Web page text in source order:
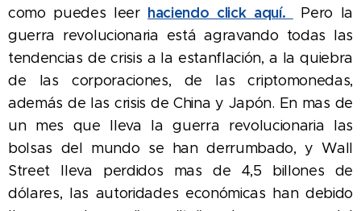
como puedes leer haciendo click aquí.
Pero la
guerra revolucionaria está agravando todas las
tendencias de crisis a la estanflación, a la quiebra
de las corporaciones, de las criptomonedas,
además de las crisis de China y Japón. En mas de
un mes que lleva la guerra revolucionaria las
bolsas del mundo se han derrumbado, y Wall
Street lleva perdidos mas de 4,5 billones de
dólares, las autoridades económicas han debido